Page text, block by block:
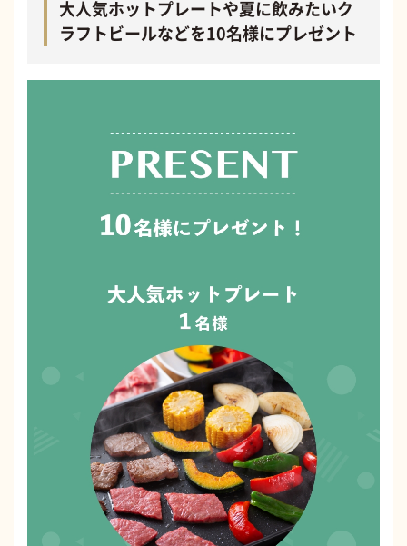
大人気ホットプレートや夏に飲みたいク
ラフトビールなどを10名様にプレゼント